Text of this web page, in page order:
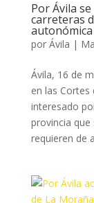
Por Ávila
carreteras
autonómica
por Ávila |
Ávila, 16 de
en las Cortes
interesado
provincia
requieren de